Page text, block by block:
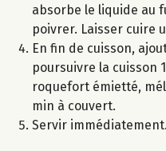
absorbe le liquide au
poivrer. Laisser cuire
En fin de cuisson,
poursuivre la cuisson
roquefort émietté,
min à couvert.
Servir immédiatement.